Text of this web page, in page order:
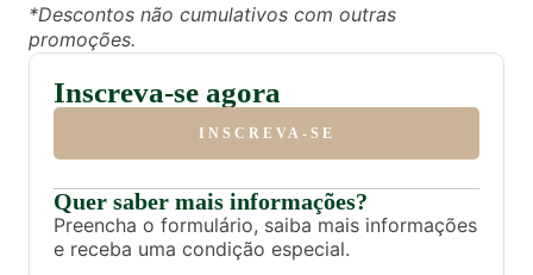
*Descontos não cumulativos com outras
promoções.
Inscreva-se agora
INSCREVA-SE
Quer saber mais informações?
Preencha o formulário, saiba mais informações
e receba uma condição especial.